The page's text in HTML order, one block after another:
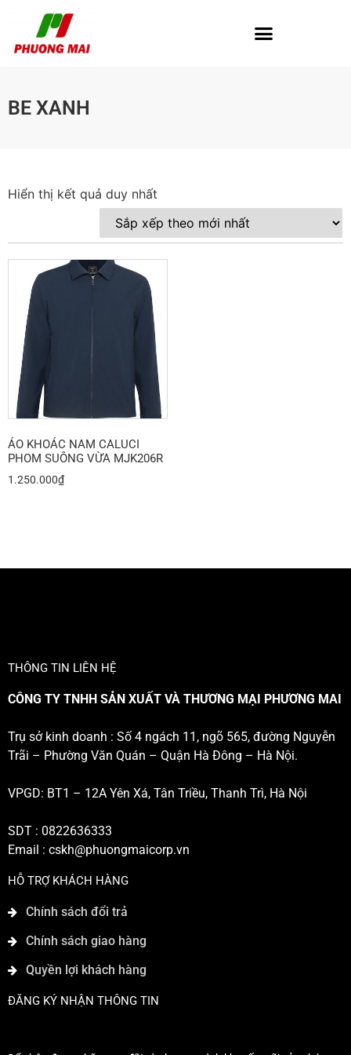
BE XANH
Hiển thị kết quả duy nhất
ÁO KHOÁC NAM CALUCI
PHOM SUÔNG VỪA MJK206R
1.250.000₫
THÔNG TIN LIÊN HỆ
CÔNG TY TNHH SẢN XUẤT VÀ THƯƠNG MẠI PHƯƠNG MAI
Trụ sở kinh doanh : Số 4 ngách 11, ngõ 565, đường Nguyễn
Trãi – Phường Văn Quán – Quận Hà Đông – Hà Nội.
VPGD: BT1 – 12A Yên Xá, Tân Triều, Thanh Trì, Hà Nội
SDT : 0822636333
Email : cskh@phuongmaicorp.vn
HỖ TRỢ KHÁCH HÀNG
Chính sách đổi trả
Chính sách giao hàng
Quyền lợi khách hàng
ĐĂNG KÝ NHẬN THÔNG TIN